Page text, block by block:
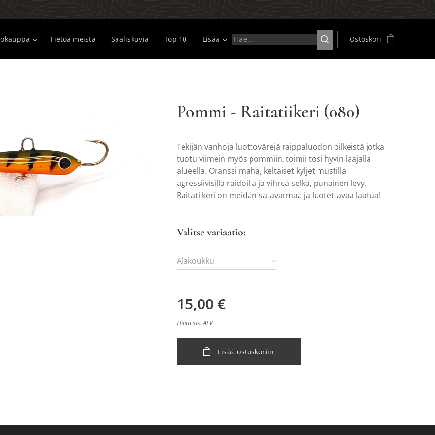
Tietoa meistä Saaliskuvia Top 10 Lisää Ostoskori
Pommi - Raitatiikeri (080)
Tekijän vanhoja luottovärejä raippaluodon pilkeistä jotka
tuotu viimein myös pommiin, toimii tosi hyvin laajalla
alueella. Oranssi maha, keltaiset kyljet mustilla
agressiivisilla raidoilla ja vihreä selkä, punainen levy.
Raitatiikeri on meidän satavarmaa ja luotettavaa laatua!
Valitse variaatio:
Alakoukku
15,00 €
Hinta sis. ALV
Lisää ostoskoriin